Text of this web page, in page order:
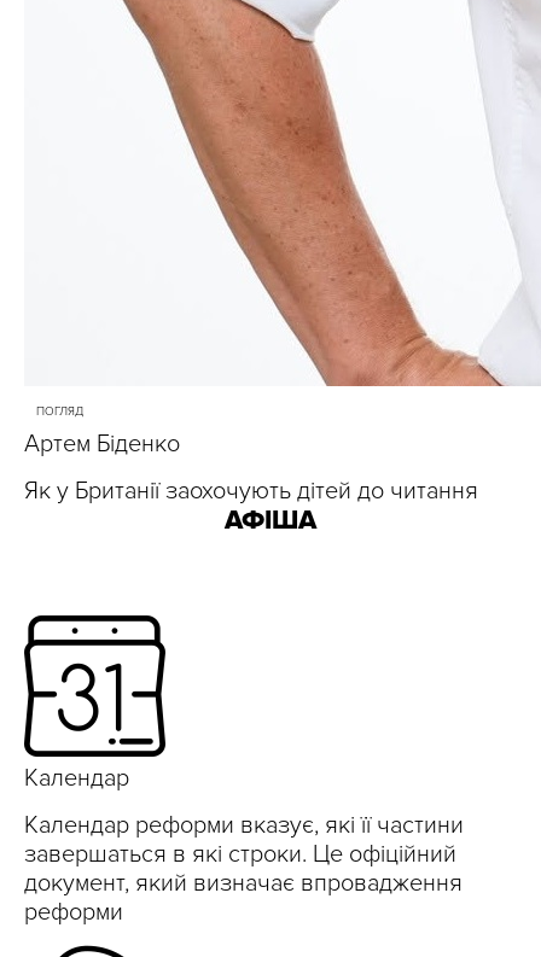
ПОГЛЯД
Артем Біденко
Як у Британії заохочують дітей до читання
АФІША
Календар
Календар реформи вказує, які її частини
завершаться в які строки. Це офіційний
документ, який визначає впровадження
реформи